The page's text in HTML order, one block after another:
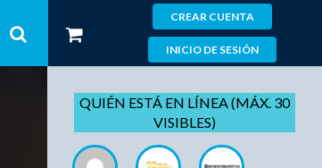
CREAR CUENTA
INICIO DE SESIÓN
QUIÉN ESTÁ EN LÍNEA (MÁX. 30
VISIBLES)